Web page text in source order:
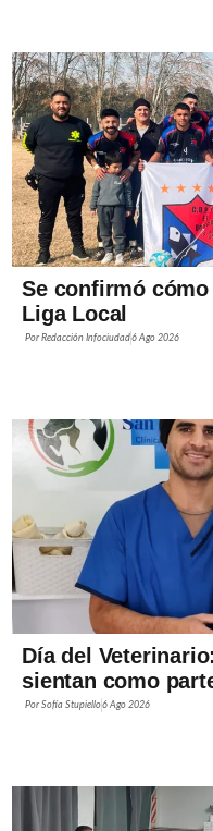
Se confirmó
Liga Local
PorRedacción Infociudad6 Ago 2026
Día del
sientan como
PorSofía Stupiello6 Ago 2026